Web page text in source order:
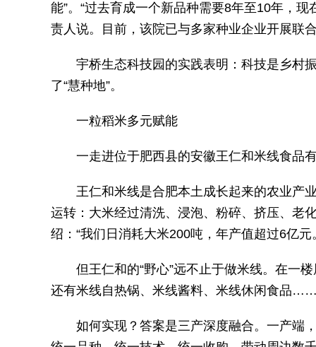
能”。“过去育成一个新品种需要8年至10年，
责人说。目前，该院已与多家种业企业开展联
宇桥生态科技园的实践表明：科技是乡村
了“慧种地”。
一粒稻米多元赋能
一走进位于肥西县的安徽王仁和米线食品
王仁和米线是合肥本土成长起来的农业产
运转：大米经过清洗、浸泡、粉碎、挤压、老
绍：“我们日消耗大米200吨，年产值超过6亿元
但王仁和的“野心”远不止于做米线。在一
还有米线自热锅、米线酱料、米线休闲食品
如何实现？答案是三产深度融合。一产端